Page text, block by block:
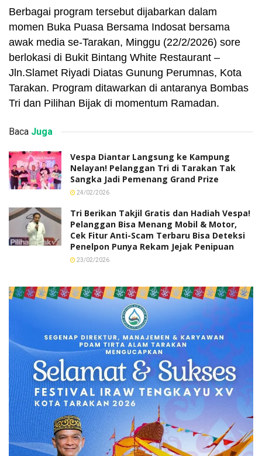
Berbagai program tersebut dijabarkan dalam
momen Buka Puasa Bersama Indosat bersama
awak media se-Tarakan, Minggu (22/2/2026) sore
berlokasi di Bukit Bintang White Restaurant –
Jln.Slamet Riyadi Diatas Gunung Perumnas, Kota
Tarakan. Program ditawarkan di antaranya Bombas
Tri dan Pilihan Bijak di momentum Ramadan.
Baca Juga
Vespa Diantar Langsung ke Kampung
Nelayan! Pelanggan Tri di Tarakan Tak
Sangka Jadi Pemenang Grand Prize
24/02/2026
Tri Berikan Takjil Gratis dan Hadiah Vespa!
Pelanggan Bisa Menang Mobil & Motor,
Cek Fitur Anti-Scam Terbaru Bisa Deteksi
Penelpon Punya Rekam Jejak Penipuan
23/02/2026